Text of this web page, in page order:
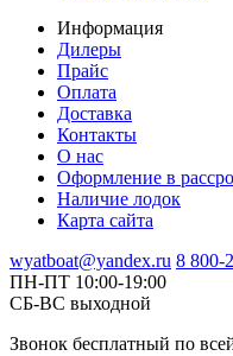
Информация
Дилеры
Прайс
Оплата
Доставка
Контакты
О нас
Оформление в
Наличие лодок
Карта сайта
wyatboat@yandex.ru 8 800-
ПН-ПТ 10:00-19:00
СБ-ВС выходной
Звонок бесплатный по